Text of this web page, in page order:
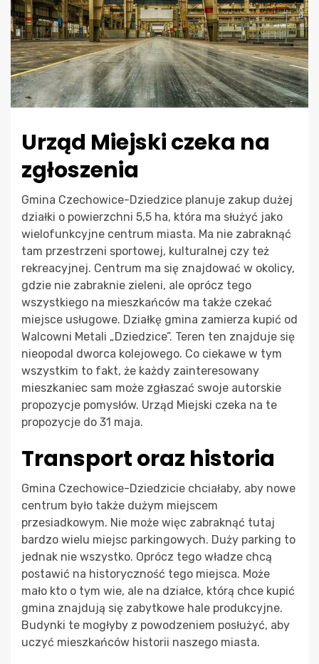
Urząd Miejski czeka na
zgłoszenia
Gmina Czechowice-Dziedzice planuje zakup dużej
działki o powierzchni 5,5 ha, która ma służyć jako
wielofunkcyjne centrum miasta. Ma nie zabraknąć
tam przestrzeni sportowej, kulturalnej czy też
rekreacyjnej. Centrum ma się znajdować w okolicy,
gdzie nie zabraknie zieleni, ale oprócz tego
wszystkiego na mieszkańców ma także czekać
miejsce usługowe. Działkę gmina zamierza kupić od
Walcowni Metali „Dziedzice”. Teren ten znajduje się
nieopodal dworca kolejowego. Co ciekawe w tym
wszystkim to fakt, że każdy zainteresowany
mieszkaniec sam może zgłaszać swoje autorskie
propozycje pomysłów. Urząd Miejski czeka na te
propozycje do 31 maja.
Transport oraz historia
Gmina Czechowice-Dziedzicie chciałaby, aby nowe
centrum było także dużym miejscem
przesiadkowym. Nie może więc zabraknąć tutaj
bardzo wielu miejsc parkingowych. Duży parking to
jednak nie wszystko. Oprócz tego władze chcą
postawić na historyczność tego miejsca. Może
mało kto o tym wie, ale na działce, którą chce kupić
gmina znajdują się zabytkowe hale produkcyjne.
Budynki te mogłyby z powodzeniem posłużyć, aby
uczyć mieszkańców historii naszego miasta.